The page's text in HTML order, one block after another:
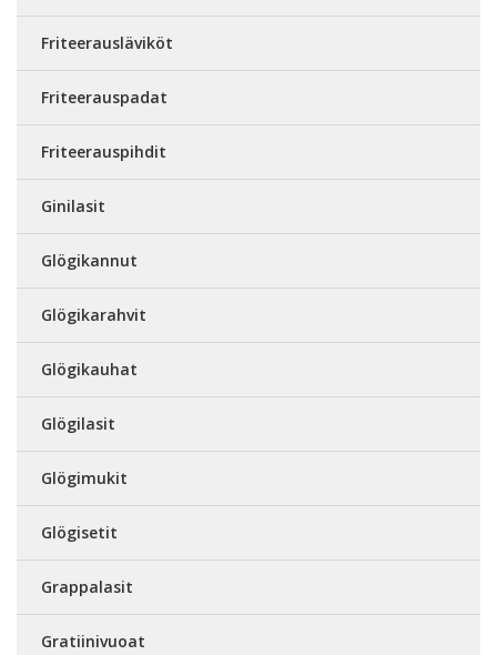
Friteerausläviköt
Friteerauspadat
Friteerauspihdit
Ginilasit
Glögikannut
Glögikarahvit
Glögikauhat
Glögilasit
Glögimukit
Glögisetit
Grappalasit
Gratiinivuoat